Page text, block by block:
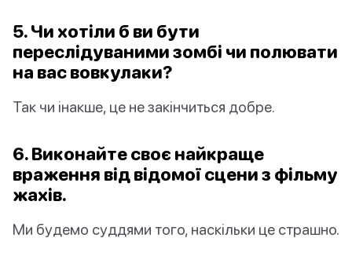
5. Чи хотіли б ви бути
переслідуваними зомбі чи полювати
на вас вовкулаки?
Так чи інакше, це не закінчиться добре.
6. Виконайте своє найкраще
враження від відомої сцени з фільму
жахів.
Ми будемо суддями того, наскільки це страшно.